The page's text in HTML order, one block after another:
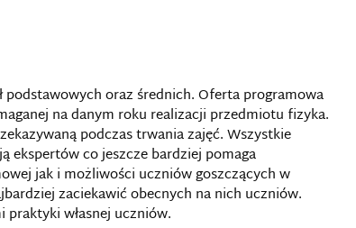
podstawowych oraz średnich. Oferta programowa
na danym roku realizacji przedmiotu fizyka.
podczas trwania zajęć. Wszystkie
ekspertów co jeszcze bardziej pomaga
jak i możliwości uczniów goszczących w
zaciekawić obecnych na nich uczniów.
własnej uczniów.